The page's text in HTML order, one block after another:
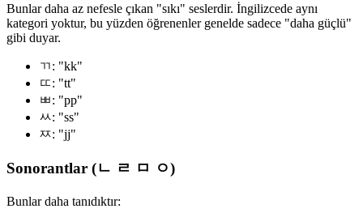
Bunlar daha az nefesle çıkan "sıkı" seslerdir. İngilizcede aynı
kategori yoktur, bu yüzden öğrenenler genelde sadece "daha güçlü"
gibi duyar.
ㄲ: "kk"
ㄸ: "tt"
ㅃ: "pp"
ㅆ: "ss"
ㅉ: "jj"
Sonorantlar (ㄴ ㄹ ㅁ ㅇ)
Bunlar daha tanıdıktır: